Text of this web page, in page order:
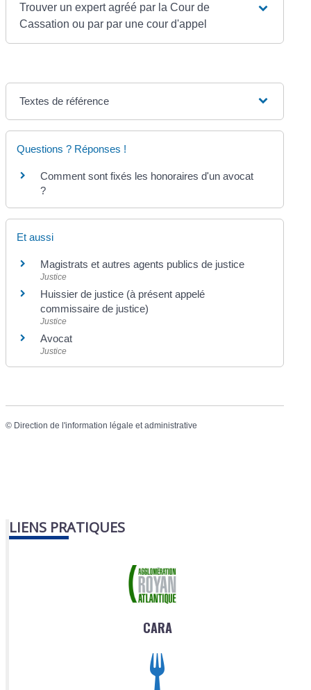
Trouver un expert agréé par la Cour de
Cassation ou par par une cour d'appel
Textes de référence
Questions ? Réponses !
Comment sont fixés les honoraires d'un avocat
?
Et aussi
Magistrats et autres agents publics de justice
Justice
Huissier de justice (à présent appelé
commissaire de justice)
Justice
Avocat
Justice
© Direction de l'information légale et administrative
LIENS PRATIQUES
CARA